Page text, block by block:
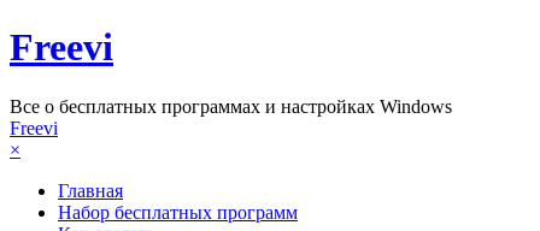
Freevi
Вcе о бесплатных программах и настройках Windows
Freevi
×
Главная
Набор бесплатных программ